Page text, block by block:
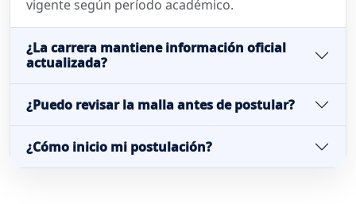
vigente según período académico.
¿La carrera mantiene información oficial
actualizada?
¿Puedo revisar la malla antes de postular?
¿Cómo inicio mi postulación?